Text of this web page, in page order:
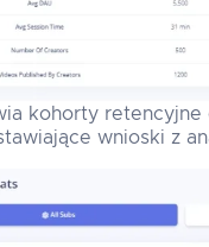
kohorty
wnioski z